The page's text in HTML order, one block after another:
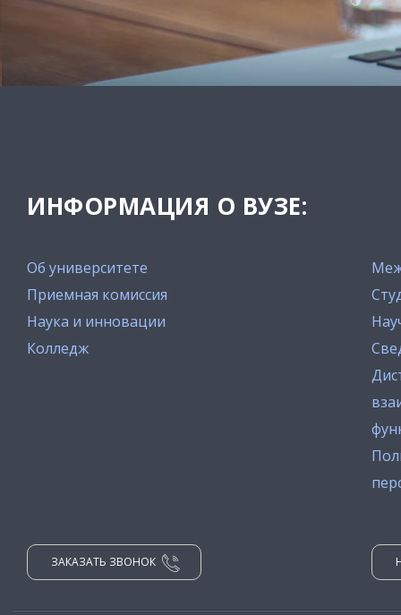
ИНФОРМАЦИЯ О ВУЗЕ:
Об университете
Приемная комиссия
Наука и инновации
Колледж
ЗАКАЗАТЬ ЗВОНОК